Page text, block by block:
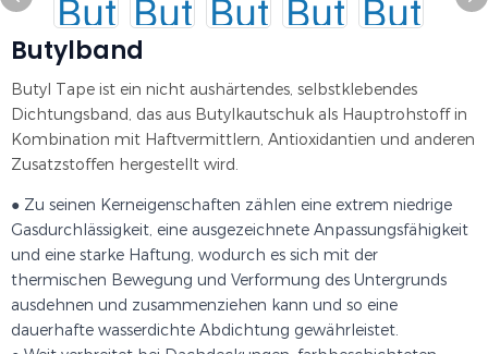
Butylband
Butyl Tape ist ein nicht aushärtendes, selbstklebendes
Dichtungsband, das aus Butylkautschuk als Hauptrohstoff in
Kombination mit Haftvermittlern, Antioxidantien und anderen
Zusatzstoffen hergestellt wird.
● Zu seinen Kerneigenschaften zählen eine extrem niedrige
Gasdurchlässigkeit, eine ausgezeichnete Anpassungsfähigkeit
und eine starke Haftung, wodurch es sich mit der
thermischen Bewegung und Verformung des Untergrunds
ausdehnen und zusammenziehen kann und so eine
dauerhafte wasserdichte Abdichtung gewährleistet.